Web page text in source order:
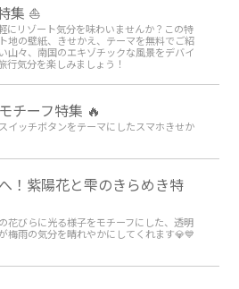
集 ⛵
にリゾート気分を味わいませんか？この特
地の壁紙、きせかえ、テーマを無料でご紹
山々、南国のエキゾチックな風景をデバイ
行気分を楽しみましょう！
チーフ特集 🔥
イッチボタンをテーマにしたスマホきせか
！紫陽花と雫のきらめき特
花びらに光る様子をモチーフにした、透明
梅雨の気分を晴れやかにしてくれます💎💙